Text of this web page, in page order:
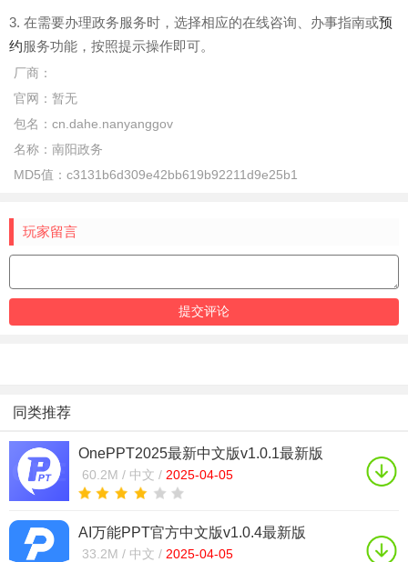
3. 在需要办理政务服务时，选择相应的在线咨询、办事指南或预
约服务功能，按照提示操作即可。
厂商：
官网： 暂无
包名： cn.dahe.nanyanggov
名称： 南阳政务
MD5值： c3131b6d309e42bb619b92211d9e25b1
玩家留言
同类推荐
OnePPT2025最新中文版v1.0.1最新版
60.2M / 中文 / 2025-04-05
AI万能PPT官方中文版v1.0.4最新版
33.2M / 中文 / 2025-04-05